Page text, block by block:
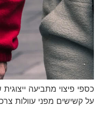
כספי פיצוי מתביעה
על קשישים מפני עוולות